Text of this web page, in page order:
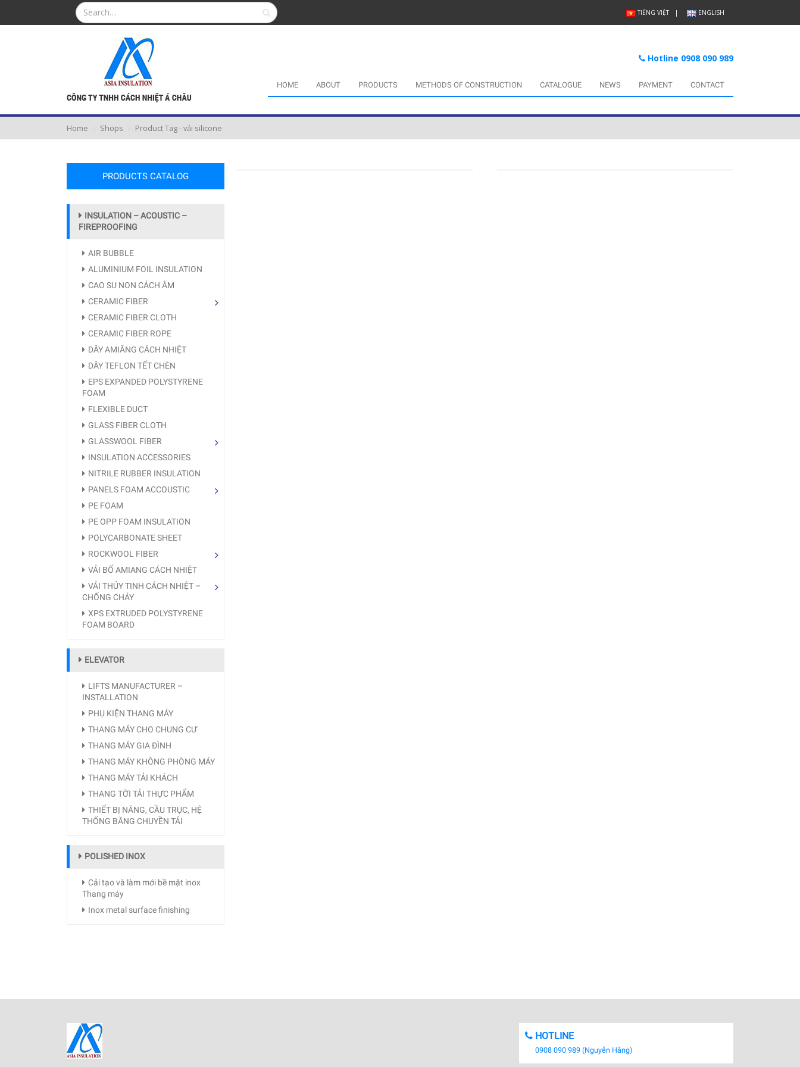
TIẾNG VIỆT ENGLISH
Hotline 0908 090 989
HOME ABOUT PRODUCTS METHODS OF CONSTRUCTION CATALOGUE NEWS PAYMENT CONTACT
Home Shops Product Tag -vải silicone
PRODUCTS CATALOG
INSULATION – ACOUSTIC –
FIREPROOFING
AIR BUBBLE
ALUMINIUM FOIL INSULATION
CAO SU NON CÁCH ÂM
CERAMIC FIBER
CERAMIC FIBER CLOTH
CERAMIC FIBER ROPE
DÂY AMIĂNG CÁCH NHIỆT
DÂY TEFLON TẾT CHÈN
EPS EXPANDED POLYSTYRENE
FOAM
FLEXIBLE DUCT
GLASS FIBER CLOTH
GLASSWOOL FIBER
INSULATION ACCESSORIES
NITRILE RUBBER INSULATION
PANELS FOAM ACCOUSTIC
PE FOAM
PE OPP FOAM INSULATION
POLYCARBONATE SHEET
ROCKWOOL FIBER
VẢI BỐ AMIANG CÁCH NHIỆT
VẢI THỦY TINH CÁCH NHIỆT –
CHỐNG CHÁY
XPS EXTRUDED POLYSTYRENE
FOAM BOARD
ELEVATOR
LIFTS MANUFACTURER –
INSTALLATION
PHỤ KIỆN THANG MÁY
THANG MÁY CHO CHUNG CƯ
THANG MÁY GIA ĐÌNH
THANG MÁY KHÔNG PHÒNG MÁY
THANG MÁY TẢI KHÁCH
THANG TỜI TẢI THỰC PHẨM
THIẾT BỊ NÂNG, CẦU TRỤC, HỆ
THỐNG BĂNG CHUYỀN TẢI
POLISHED INOX
Cải tạo và làm mới bề mặt inox
Thang máy
Inox metal surface finishing
HOTLINE
0908 090 989 (Nguyễn Hằng)